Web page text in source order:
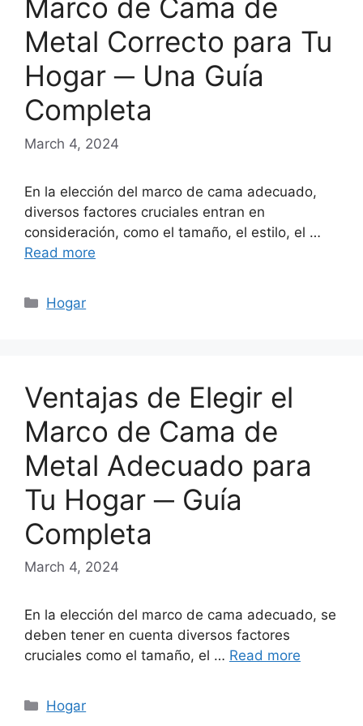
Marco de Cama de
Metal Correcto para Tu
Hogar ─ Una Guía
Completa
March 4, 2024
En la elección del marco de cama adecuado,
diversos factores cruciales entran en
consideración, como el tamaño, el estilo, el …
Read more
Categories
Hogar
Ventajas de Elegir el
Marco de Cama de
Metal Adecuado para
Tu Hogar ─ Guía
Completa
March 4, 2024
En la elección del marco de cama adecuado, se
deben tener en cuenta diversos factores
cruciales como el tamaño, el … Read more
Categories
Hogar